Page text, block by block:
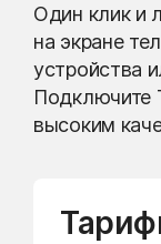
Один клик и
на экране
устройства
Подключите
высоким